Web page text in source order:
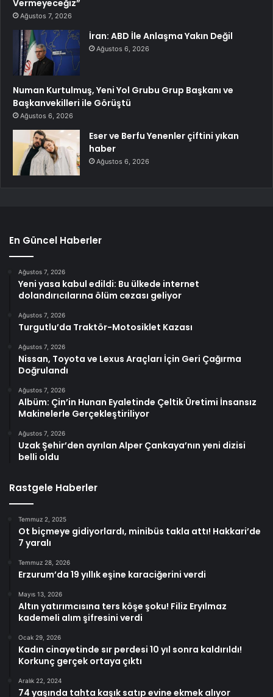
Vermeyeceğiz”
Ağustos 7, 2026
İran: ABD İle Anlaşma Yakın Değil
Ağustos 6, 2026
Numan Kurtulmuş, Yeni Yol Grubu Grup Başkanı ve
Başkanvekilleri ile Görüştü
Ağustos 6, 2026
Eser ve Berfu Yenenler çiftini yıkan
haber
Ağustos 6, 2026
En Güncel Haberler
Ağustos 7, 2026
Yeni yasa kabul edildi: Bu ülkede internet
dolandırıcılarına ölüm cezası geliyor
Ağustos 7, 2026
Turgutlu’da Traktör-Motosiklet Kazası
Ağustos 7, 2026
Nissan, Toyota ve Lexus Araçları İçin Geri Çağırma
Doğrulandı
Ağustos 7, 2026
Albüm: Çin’in Hunan Eyaletinde Çeltik Üretimi İnsansız
Makinelerle Gerçekleştiriliyor
Ağustos 7, 2026
Uzak Şehir’den ayrılan Alper Çankaya’nın yeni dizisi
belli oldu
Rastgele Haberler
Temmuz 2, 2025
Ot biçmeye gidiyorlardı, minibüs takla attı! Hakkari’de
7 yaralı
Temmuz 28, 2026
Erzurum’da 19 yıllık eşine karaciğerini verdi
Mayıs 13, 2026
Altın yatırımcısına ters köşe şoku! Filiz Eryılmaz
kademeli alım şifresini verdi
Ocak 29, 2026
Kadın cinayetinde sır perdesi 10 yıl sonra kaldırıldı!
Korkunç gerçek ortaya çıktı
Aralık 22, 2024
74 yaşında tahta kaşık satıp evine ekmek alıyor